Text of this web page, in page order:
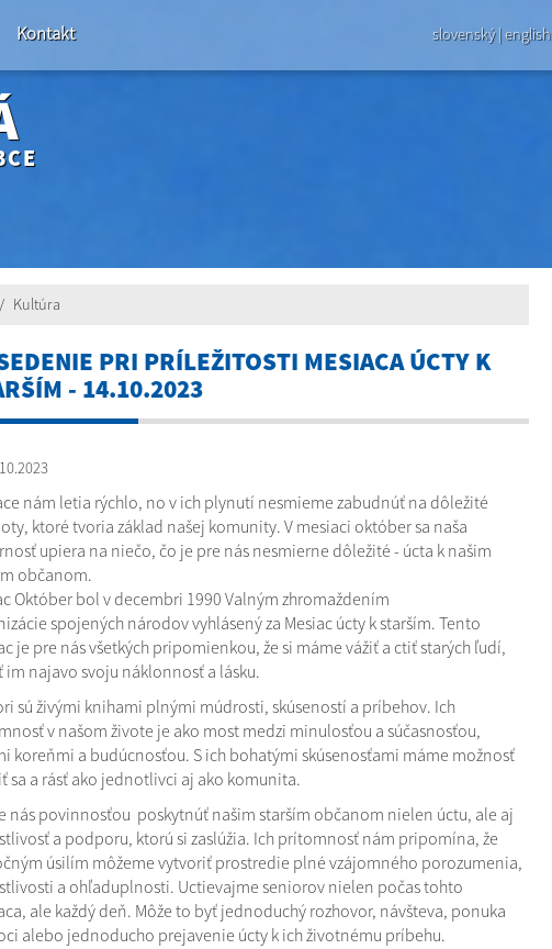
Kontakt slovenský|english
Kultúra
PRI PRÍLEŽITOSTI MESIACA ÚCTY K
- 14.10.2023
nám letia rýchlo, no v ich plynutí nesmieme zabudnúť na dôležité
ktoré tvoria základ našej komunity. V mesiaci október sa naša
upiera na niečo, čo je pre nás nesmierne dôležité - úcta k našim
občanom.
Október bol v decembri 1990 Valným zhromaždením
spojených národov vyhlásený za Mesiac úcty k starším. Tento
je pre nás všetkých pripomienkou, že si máme vážiť a ctiť starých ľudí,
im najavo svoju náklonnosť a lásku.
sú živými knihami plnými múdrosti, skúseností a príbehov. Ich
v našom živote je ako most medzi minulosťou a súčasnosťou,
koreňmi a budúcnosťou. S ich bohatými skúsenosťami máme možnosť
sa a rásť ako jednotlivci aj ako komunita.
nás povinnosťou poskytnúť našim starším občanom nielen úctu, ale aj
a podporu, ktorú si zaslúžia. Ich prítomnosť nám pripomína, že
úsilím môžeme vytvoriť prostredie plné vzájomného porozumenia,
a ohľaduplnosti. Uctievajme seniorov nielen počas tohto
ale každý deň. Môže to byť jednoduchý rozhovor, návšteva, ponuka
alebo jednoducho prejavenie úcty k ich životnému príbehu.